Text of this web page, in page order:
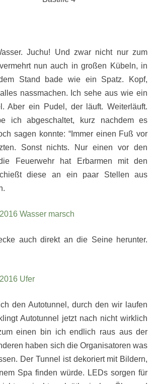
Juchu! Und zwar nicht nur zum
nun auch in großen Kübeln, in
Stand bade wie ein Spatz. Kopf,
nassmachen. Ich sehe aus wie ein
Aber ein Pudel, der läuft. Weiterläuft.
ich abgeschaltet, kurz nachdem es
sagen konnte: “Immer einen Fuß vor
Sonst nichts. Nur einen vor den
Feuerwehr hat Erbarmen mit den
diese an ein paar Stellen aus
auch direkt an die Seine herunter.
den Autotunnel, durch den wir laufen
Autotunnel jetzt nach nicht wirklich
einen bin ich endlich raus aus der
haben sich die Organisatoren was
Der Tunnel ist dekoriert mit Bildern,
Spa finden würde. LEDs sorgen für